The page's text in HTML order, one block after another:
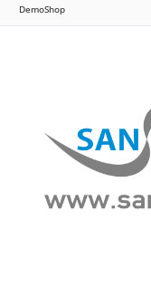
DemoShop